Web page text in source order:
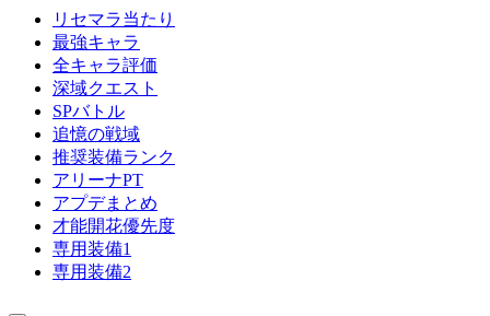
リセマラ当たり
最強キャラ
全キャラ評価
深域クエスト
SPバトル
追憶の戦域
推奨装備ランク
アリーナPT
アプデまとめ
才能開花優先度
専用装備1
専用装備2